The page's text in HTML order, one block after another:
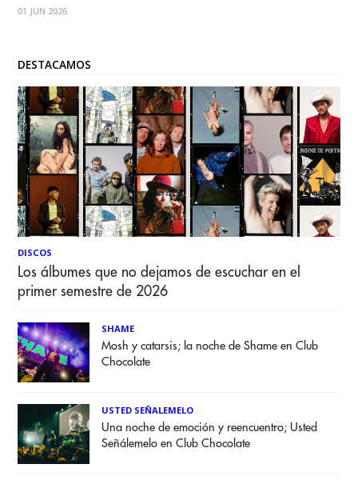
Puntoticket. La banda norteamericana Wednesday confirmó
01 JUN 2026
DESTACAMOS
DISCOS
Los álbumes que no dejamos de escuchar en el
primer semestre de 2026
SHAME
Mosh y catarsis; la noche de Shame en Club
Chocolate
USTED SEÑALEMELO
Una noche de emoción y reencuentro; Usted
Señálemelo en Club Chocolate